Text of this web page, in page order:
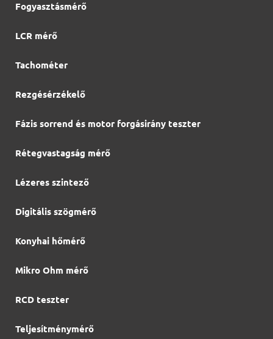
Fogyasztásmérő
LCR mérő
Tachométer
Rezgésérzékelő
Fázis sorrend és motor forgásirány teszter
Rétegvastagság mérő
Lézeres szintező
Digitális szögmérő
Konyhai hőmérő
Mikro Ohm mérő
RCD teszter
Teljesítménymérő